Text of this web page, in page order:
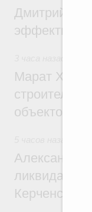
Дмитрий
Марат
объектов
Александр
ликвидации
Керченском